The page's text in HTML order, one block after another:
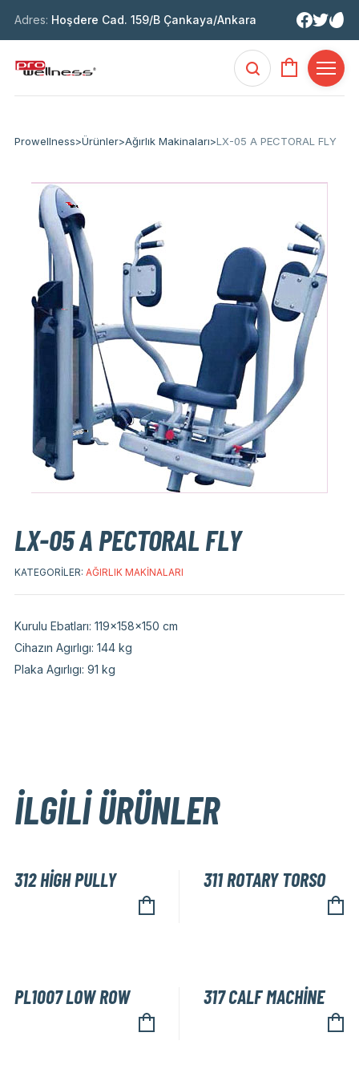
Adres: Hoşdere Cad. 159/B Çankaya/Ankara
Prowellness>Ürünler>Ağırlık Makinaları>LX-05 A PECTORAL FLY
LX-05 A PECTORAL FLY
Kurulu Ebatları: 119x158x150 cm
Cihazın Agırlıgı: 144 kg
Plaka Agırlıgı: 91 kg
KATEGORILER: AĞIRLIK MAKINALARI
İLGILI ÜRÜNLER
312 HİGH PULLY 311 ROTARY TORSO
PL1007 LOW ROW 317 CALF MACHİNE